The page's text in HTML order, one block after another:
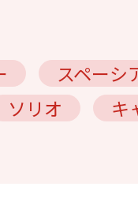
スペーシ
ソリオ
キ